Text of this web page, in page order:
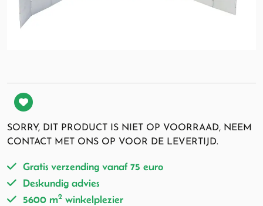
SORRY, DIT PRODUCT IS NIET OP VOORRAAD, NEEM
CONTACT MET ONS OP VOOR DE LEVERTIJD.
Gratis verzending vanaf 75 euro
Deskundig advies
5600 m2 winkelplezier